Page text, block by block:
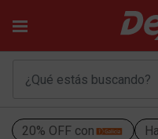
20% OFF con